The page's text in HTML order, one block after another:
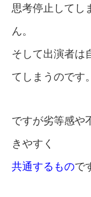
思考停止してし
ん。
そして出演者は
てしまうのです。
ですが劣等感や
きやすく
共通するもので